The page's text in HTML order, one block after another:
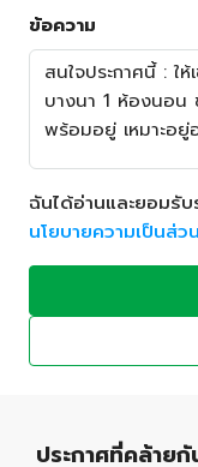
ข้อความ
ฉันได้อ่านและยอมรับ
นโยบายความเป็นส่ว
ประกาศที่คล้ายกั